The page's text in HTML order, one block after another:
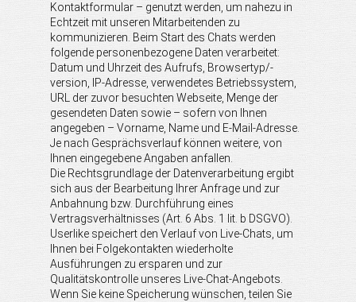
Kontaktformular – genutzt werden, um nahezu in
Echtzeit mit unseren Mitarbeitenden zu
kommunizieren. Beim Start des Chats werden
folgende personenbezogene Daten verarbeitet:
Datum und Uhrzeit des Aufrufs, Browsertyp/-
version, IP-Adresse, verwendetes Betriebssystem,
URL der zuvor besuchten Webseite, Menge der
gesendeten Daten sowie – sofern von Ihnen
angegeben – Vorname, Name und E-Mail-Adresse.
Je nach Gesprächsverlauf können weitere, von
Ihnen eingegebene Angaben anfallen.
Die Rechtsgrundlage der Datenverarbeitung ergibt
sich aus der Bearbeitung Ihrer Anfrage und zur
Anbahnung bzw. Durchführung eines
Vertragsverhältnisses (Art. 6 Abs. 1 lit. b DSGVO).
Userlike speichert den Verlauf von Live-Chats, um
Ihnen bei Folgekontakten wiederholte
Ausführungen zu ersparen und zur
Qualitätskontrolle unseres Live-Chat-Angebots.
Wenn Sie keine Speicherung wünschen, teilen Sie